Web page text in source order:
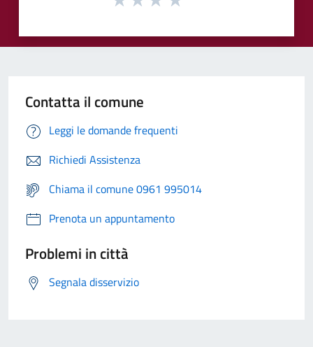
Contatta il comune
Leggi le domande frequenti
Richiedi Assistenza
Chiama il comune 0961 995014
Prenota un appuntamento
Problemi in città
Segnala disservizio